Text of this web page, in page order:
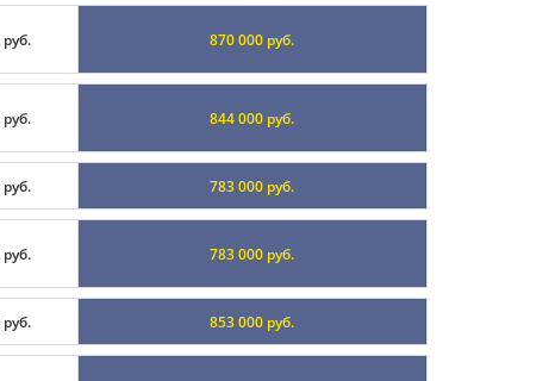
870 000 руб.
844 000 руб.
783 000 руб.
783 000 руб.
853 000 руб.